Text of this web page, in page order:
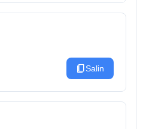
content_copySalin